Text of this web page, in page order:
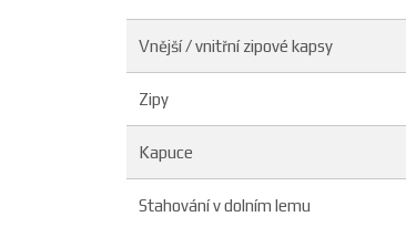
Vnější / vnitřní zipové kapsy
Zipy
Kapuce
Stahování v dolním lemu